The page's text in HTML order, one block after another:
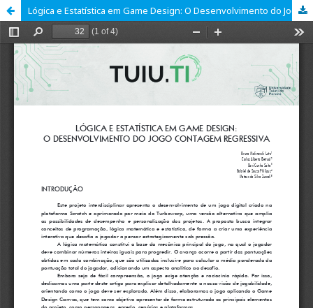
Lógica e Estatística em Game Design: O Desenvolvimento do Jogo Contagem Regressiva